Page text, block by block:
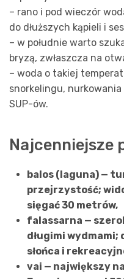
– rano i pod wieczór
do dłuższych kąpieli i
– w południe warto
bryzą, zwłaszcza na
– woda o takiej
snorkelingu,
SUP-ów.
Najcenniejsze
balos (laguna) —
przejrzystość;
sięgać 30 metrów,
falassarna —
długimi wydmami;
słońca i
vai — największy